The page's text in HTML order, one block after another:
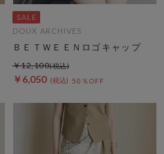
DOUX ARCHIVES
ＢＥＴＷＥＥＮロゴキャップ
￥6,050 50％OFF
￥12,100